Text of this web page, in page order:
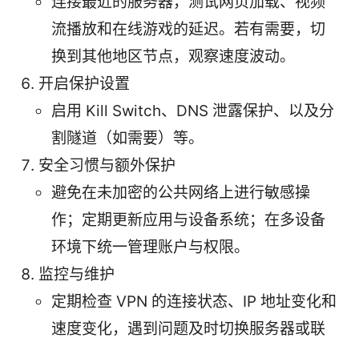
流播放和在线游戏的延迟。若有需要，切
换到其他地区节点，观察速度波动。
开启保护设置
启用 Kill Switch、DNS 泄露保护、以及分
割隧道（如需要）等。
安全习惯与额外保护
避免在未加密的公共网络上进行敏感操
作；定期更新应用与设备系统；在多设备
环境下统一管理账户与权限。
监控与维护
定期检查 VPN 的连接状态、IP 地址变化和
速度变化，遇到问题及时切换服务器或联